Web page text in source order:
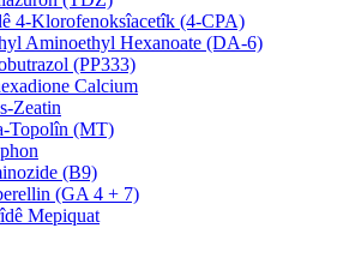
4-Klorofenoksîacetîk (4-CPA)
Aminoethyl Hexanoate (DA-6)
(PP333)
Calcium
Zeatin
Topolîn (MT)
(B9)
(GA 4 + 7)
Mepiquat